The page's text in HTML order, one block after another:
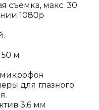
съемка, макс. 30
1080p
м
для глазного
3,6 мм